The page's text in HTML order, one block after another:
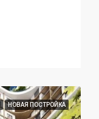
НОВАЯ ПОСТРОЙКА